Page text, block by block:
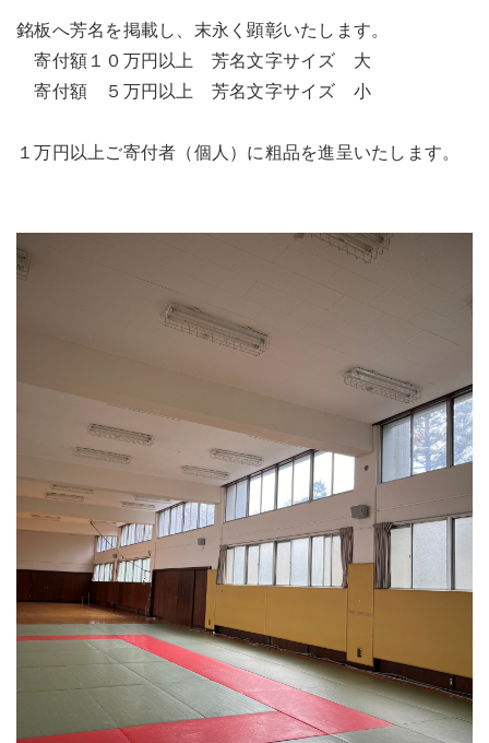
銘板へ芳名を掲載し、末永く顕彰いたします。
寄付額１０万円以上 芳名文字サイズ 大
寄付額 ５万円以上 芳名文字サイズ 小
１万円以上ご寄付者（個人）に粗品を進呈いたします。